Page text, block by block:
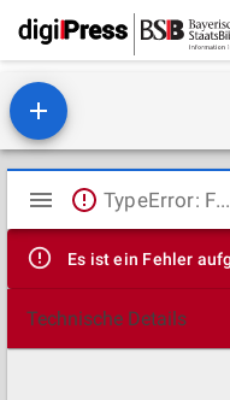
Mirador
Viewer
TypeError: Failed to fetch
Es ist ein Fehler
Technische Details